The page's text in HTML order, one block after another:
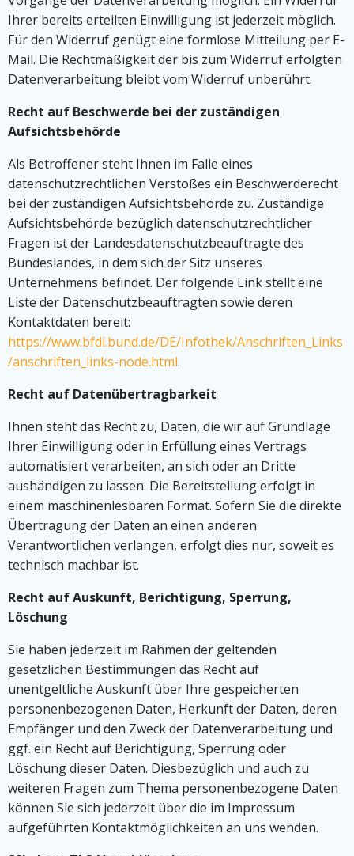
Ihrer bereits erteilten Einwilligung ist jederzeit möglich.
Für den Widerruf genügt eine formlose Mitteilung per E-
Mail. Die Rechtmäßigkeit der bis zum Widerruf erfolgten
Datenverarbeitung bleibt vom Widerruf unberührt.
Recht auf Beschwerde bei der zuständigen
Aufsichtsbehörde
Als Betroffener steht Ihnen im Falle eines
datenschutzrechtlichen Verstoßes ein Beschwerderecht
bei der zuständigen Aufsichtsbehörde zu. Zuständige
Aufsichtsbehörde bezüglich datenschutzrechtlicher
Fragen ist der Landesdatenschutzbeauftragte des
Bundeslandes, in dem sich der Sitz unseres
Unternehmens befindet. Der folgende Link stellt eine
Liste der Datenschutzbeauftragten sowie deren
Kontaktdaten bereit:
https://www.bfdi.bund.de/DE/Infothek/Anschriften_Links
/anschriften_links-node.html.
Recht auf Datenübertragbarkeit
Ihnen steht das Recht zu, Daten, die wir auf Grundlage
Ihrer Einwilligung oder in Erfüllung eines Vertrags
automatisiert verarbeiten, an sich oder an Dritte
aushändigen zu lassen. Die Bereitstellung erfolgt in
einem maschinenlesbaren Format. Sofern Sie die direkte
Übertragung der Daten an einen anderen
Verantwortlichen verlangen, erfolgt dies nur, soweit es
technisch machbar ist.
Recht auf Auskunft, Berichtigung, Sperrung,
Löschung
Sie haben jederzeit im Rahmen der geltenden
gesetzlichen Bestimmungen das Recht auf
unentgeltliche Auskunft über Ihre gespeicherten
personenbezogenen Daten, Herkunft der Daten, deren
Empfänger und den Zweck der Datenverarbeitung und
ggf. ein Recht auf Berichtigung, Sperrung oder
Löschung dieser Daten. Diesbezüglich und auch zu
weiteren Fragen zum Thema personenbezogene Daten
können Sie sich jederzeit über die im Impressum
aufgeführten Kontaktmöglichkeiten an uns wenden.